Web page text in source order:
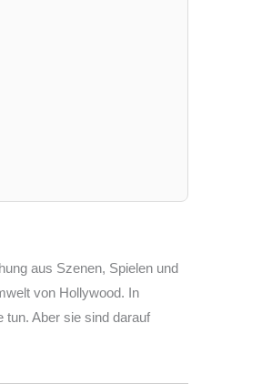
aus Szenen, Spielen und
von Hollywood. In
Aber sie sind darauf